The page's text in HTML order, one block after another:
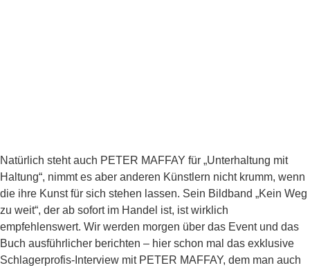
Natürlich steht auch PETER MAFFAY für „Unterhaltung mit
Haltung“, nimmt es aber anderen Künstlern nicht krumm, wenn
die ihre Kunst für sich stehen lassen. Sein Bildband „Kein Weg
zu weit“, der ab sofort im Handel ist, ist wirklich
empfehlenswert. Wir werden morgen über das Event und das
Buch ausführlicher berichten – hier schon mal das exklusive
Schlagerprofis-Interview mit PETER MAFFAY, dem man auch